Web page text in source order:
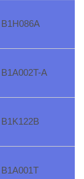
B1H086A
B1A002T-A
B1K122B
B1A001T